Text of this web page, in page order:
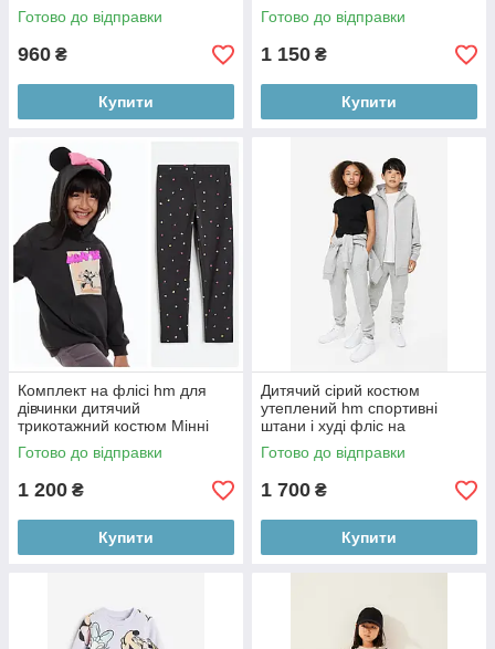
(3-4Y)
Готово до відправки
960 ₴
Купити
Готово до відправки
1 150 ₴
Купити
Комплект на флісі hm для
дівчинки дитячий
трикотажний костюм Мінні
Маус
Готово до відправки
1 200 ₴
Купити
Дитячий сірий костюм
утеплений hm спортивні
штани і худі фліс на
блискавці
Готово до відправки
1 700 ₴
Купити